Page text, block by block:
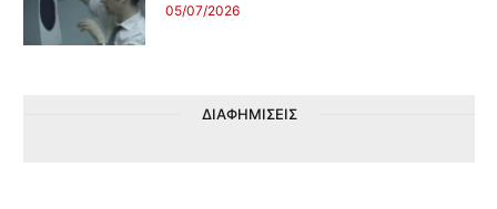
05/07/2026
ΔΙΑΦΗΜΙΣΕΙΣ